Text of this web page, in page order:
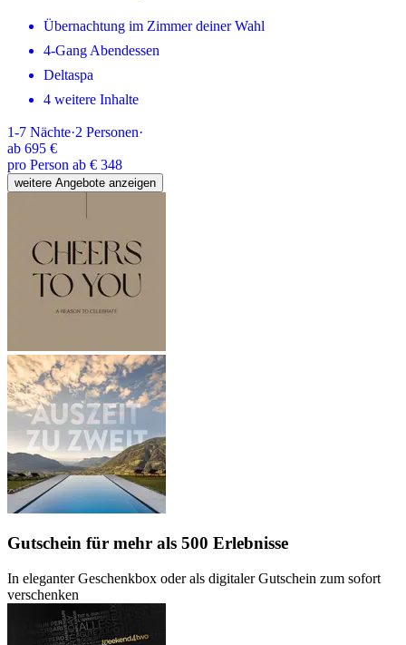
Übernachtung im Zimmer deiner Wahl
4-Gang Abendessen
Deltaspa
4 weitere Inhalte
1-7 Nächte·2 Personen·
ab 695 €
pro Person ab € 348
weitere Angebote anzeigen
Gutschein für mehr als 500 Erlebnisse
In eleganter Geschenkbox oder als digitaler Gutschein zum sofort
verschenken